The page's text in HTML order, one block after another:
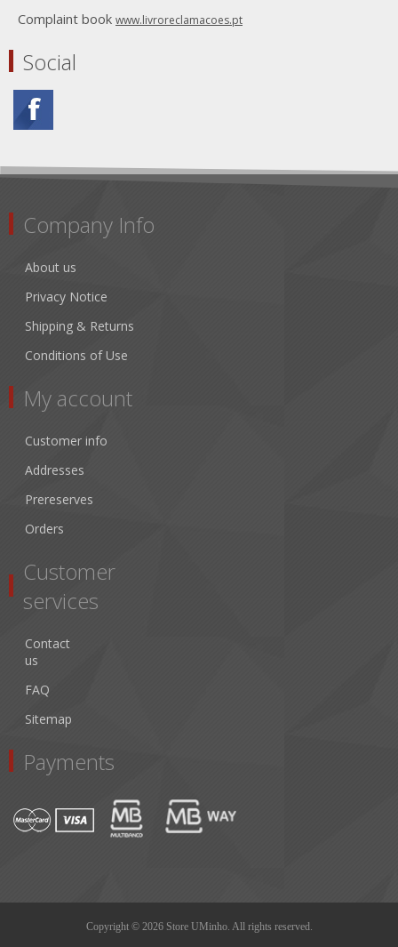
Complaint book www.livroreclamacoes.pt
Social
Company Info
About us
Privacy Notice
Shipping & Returns
Conditions of Use
My account
Customer info
Addresses
Prereserves
Orders
Customer
services
Contact
us
FAQ
Sitemap
Payments
Copyright © 2026 Store UMinho. All rights reserved.